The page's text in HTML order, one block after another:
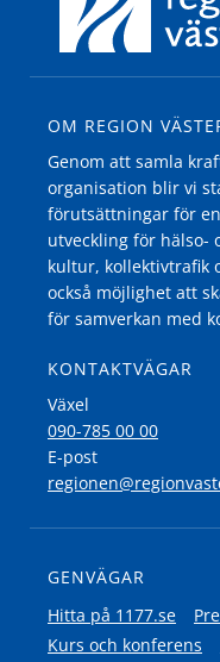
OM REGION
Genom att samla
organisation blir vi
förutsättningar för
utveckling för hälso-
kultur, kollektivtrafik
också möjlighet att
för samverkan med
KONTAKTVÄGAR
Växel
090-785 00 00
E-post
GENVÄGAR
Hitta på 1177.se
Kurs och konferens